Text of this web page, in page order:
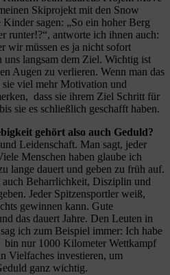
Skiprojekt mit den Snow
sagen: „So ein hoher Berg
runter!?“, antworte ich ihnen auch:
wir müssen es ja nicht sofort
langsam dem Ziel. Wichtig ist
Augen zu verlieren. Wenn man das
viel mehr Motivation und
dass sie ihrem Ziel Schritt für
sie es schließlich geschafft haben.
gehört also auch Geduld?
Leidenschaft. Man sagt, jeder
Menschen haben glaube ich
lange dauert und geben zu früh auf.
Beharrlichkeit, Disziplin und
Jeder Spitzensportler weiß,
gewinnen kann. Gute
das dauert Jahre. Den Leuten in
ich zum Beispiel immer: Ich habe
nur 1000 Kilometer Wettkampf
Vielfaches investieren, um
ganz wichtig.